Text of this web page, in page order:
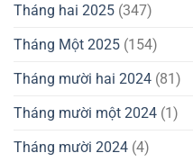
Tháng hai 2025 (347)
Tháng Một 2025 (154)
Tháng mười hai 2024 (81)
Tháng mười một 2024 (1)
Tháng mười 2024 (4)